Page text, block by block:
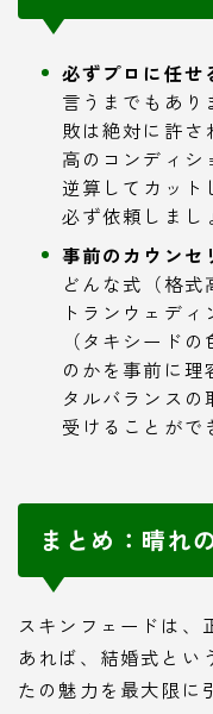
必ずプロに任せ
言うまでもあり
敗は絶対に許
高のコンディシ
逆算してカット
必ず依頼しまし
事前のカウンセ
どんな式（格
トランウェデ
（タキシード
のかを事前に
タルバランスの
受けることがで
まとめ：晴れ
スキンフェードは、
あれば、結婚式とい
たの魅力を最大限に